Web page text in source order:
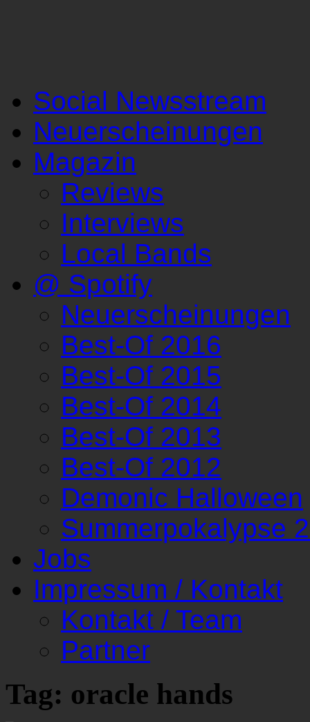
Social Newsstream
Neuerscheinungen
Magazin
Reviews
Interviews
Local Bands
@ Spotify
Neuerscheinungen
Best-Of 2016
Best-Of 2015
Best-Of 2014
Best-Of 2013
Best-Of 2012
Demonic Halloween
Summerpokalypse
Jobs
Impressum / Kontakt
Kontakt / Team
Partner
Tag: oracle hands